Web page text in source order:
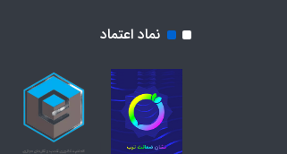
نماد اعتماد